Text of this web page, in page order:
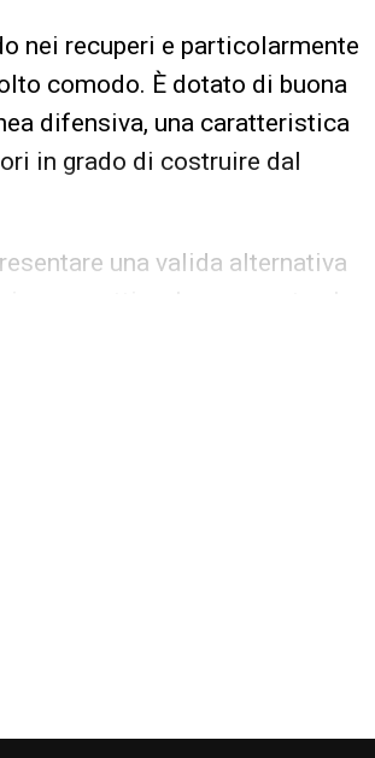
nei recuperi e particolarmente
comodo. È dotato di buona
difensiva, una caratteristica
in grado di costruire dal
una valida alternativa
prospettiva. In un reparto che
l’arrivo di un giovane